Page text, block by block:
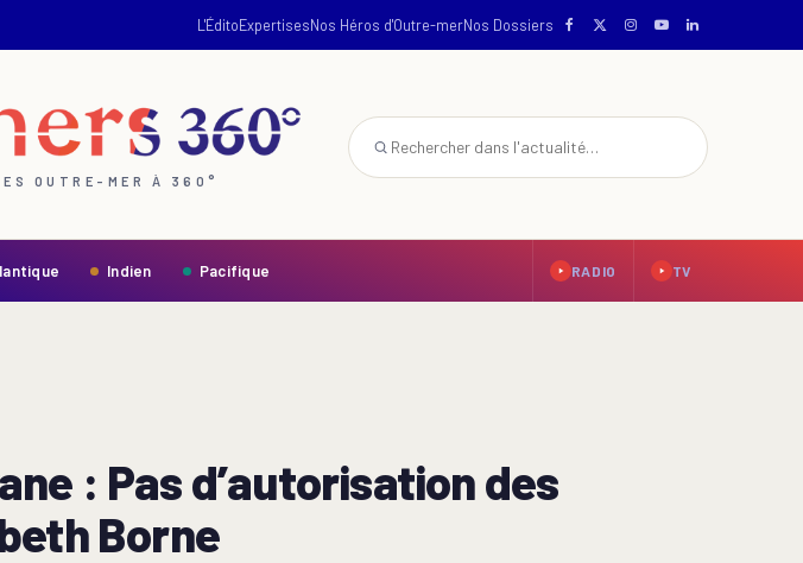
L'ÉditoExpertisesNos Héros d'Outre-merNos Dossiers
OUTRE-MER À 360°
Indien Pacifique RADIO TV
: Pas d’autorisation des
Borne